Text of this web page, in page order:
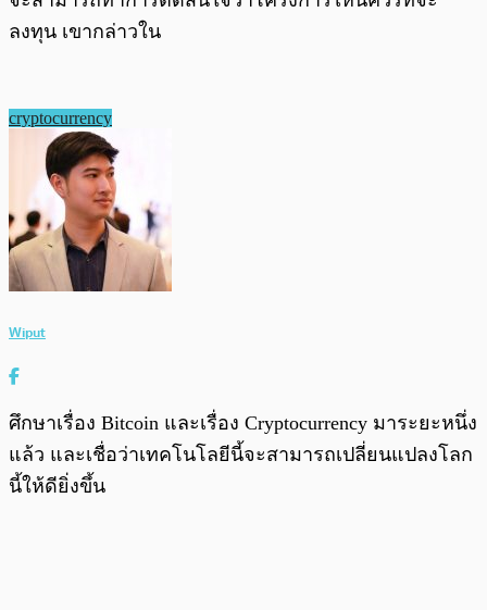
ลงทุน เขากล่าวใน
cryptocurrency
Wiput
ศึกษาเรื่อง Bitcoin และเรื่อง Cryptocurrency มาระยะหนึ่ง
แล้ว และเชื่อว่าเทคโนโลยีนี้จะสามารถเปลี่ยนแปลงโลก
นี้ให้ดียิ่งขึ้น